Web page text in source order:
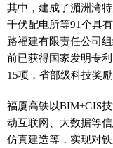
其中，建成了湄洲湾
千伏配电所等91个具
路福建有限责任公司
前已获得国家发明专
15项，省部级科技奖励
福厦高铁以BIM+GIS
动互联网、大数据等
仿真建造等，实现对